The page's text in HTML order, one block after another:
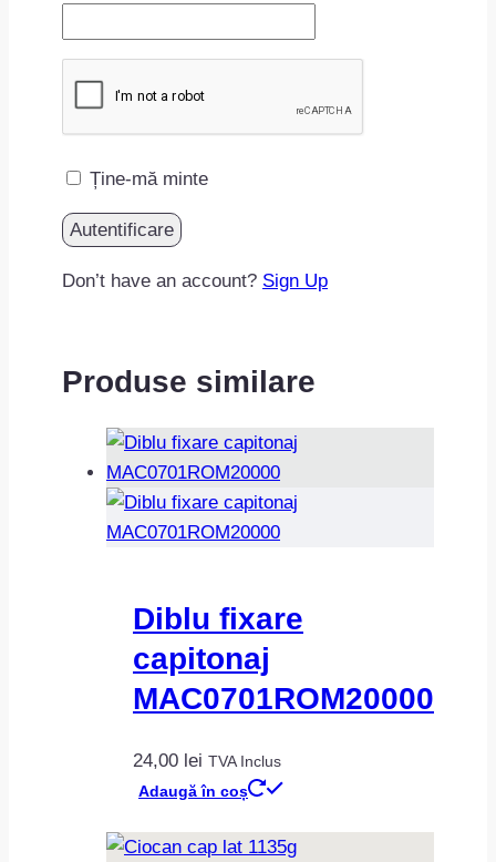
Ține-mă minte
Don’t have an account? Sign Up
Produse similare
Diblu fixare
capitonaj
MAC0701ROM20000
24,00 lei TVA Inclus
Adaugă în coș